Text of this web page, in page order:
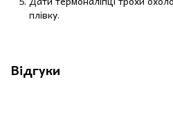
плівку.
Відгуки